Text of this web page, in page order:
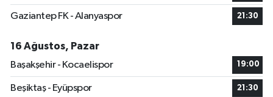
Gaziantep FK - Alanyaspor 21:30
16 Ağustos, Pazar
Başakşehir - Kocaelispor
19:00
Beşiktaş - Eyüpspor 21:30